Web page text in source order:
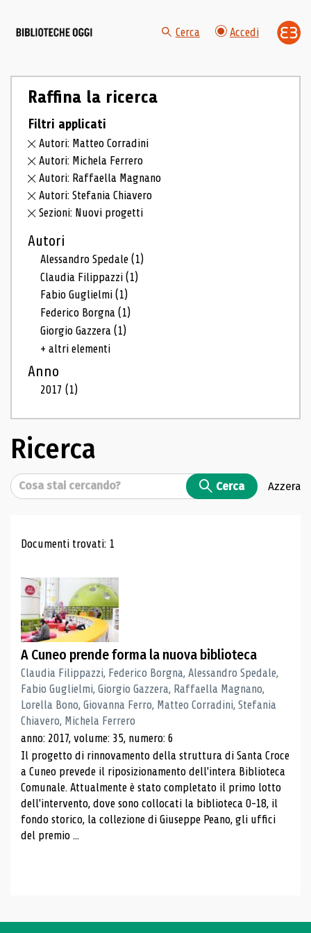
Cerca Accedi
Raffina la ricerca
Filtri applicati
Autori: Matteo Corradini
Autori: Michela Ferrero
Autori: Raffaella Magnano
Autori: Stefania Chiavero
Sezioni: Nuovi progetti
Autori
Alessandro Spedale(1)
Claudia Filippazzi(1)
Fabio Guglielmi(1)
Federico Borgna(1)
Giorgio Gazzera(1)
+ altri elementi
Anno
2017(1)
Ricerca
Cerca Cerca Azzera
Risultati di ricerca
Documenti trovati: 1
A Cuneo prende forma la nuova biblioteca
Claudia Filippazzi, Federico Borgna, Alessandro Spedale,
Fabio Guglielmi, Giorgio Gazzera, Raffaella Magnano,
Lorella Bono, Giovanna Ferro, Matteo Corradini, Stefania
Chiavero, Michela Ferrero
anno: 2017, volume: 35, numero: 6
Il progetto di rinnovamento della struttura di Santa Croce
a Cuneo prevede il riposizionamento dell'intera Biblioteca
Comunale. Attualmente è stato completato il primo lotto
dell'intervento, dove sono collocati la biblioteca 0-18, il
fondo storico, la collezione di Giuseppe Peano, gli uffici
del premio ...